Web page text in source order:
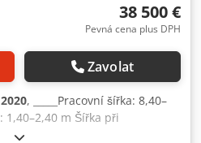
38 500 €
Pevná cena plus DPH
Zavolat
2020, _____Pracovní šířka: 8,40–
m Šířka při
transportu: 9,95 m Výška při